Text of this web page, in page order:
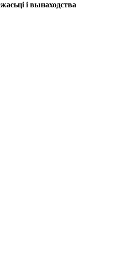
і вынаходства